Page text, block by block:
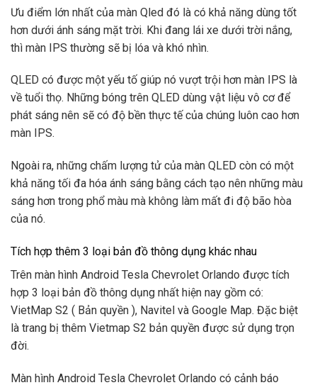
Ưu điểm lớn nhất của màn Qled đó là có khả năng dùng tốt
hơn dưới ánh sáng mặt trời. Khi đang lái xe dưới trời nắng,
thì màn IPS thường sẽ bị lóa và khó nhìn.
QLED có được một yếu tố giúp nó vượt trội hơn màn IPS là
về tuổi thọ. Những bóng trên QLED dùng vật liệu vô cơ để
phát sáng nên sẽ có độ bền thực tế của chúng luôn cao hơn
màn IPS.
Ngoài ra, những chấm lượng tử của màn QLED còn có một
khả năng tối đa hóa ánh sáng bằng cách tạo nên những màu
sáng hơn trong phổ màu mà không làm mất đi độ bão hòa
của nó.
Tích hợp thêm 3 loại bản đồ thông dụng khác nhau
Trên màn hình Android Tesla Chevrolet Orlando được tích
hợp 3 loại bản đồ thông dụng nhất hiện nay gồm có:
VietMap S2 ( Bản quyền ), Navitel và Google Map. Đặc biệt
là trang bị thêm Vietmap S2 bản quyền được sử dụng trọn
đời.
Màn hình Android Tesla Chevrolet Orlando có cảnh báo